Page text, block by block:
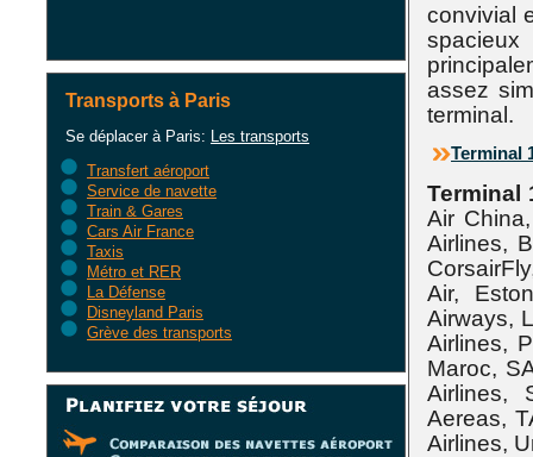
convivial
assez
terminal.
Terminal
Terminal
Air
Airlines,
Air,
Airways,
Airlines,
Maroc,
Airlines,
Aereas,
Airlines,
Transports à Paris
Se déplacer à Paris: Les transports
Transfert aéroport
Service de navette
Train & Gares
Cars Air France
Taxis
Métro et RER
La Défense
Disneyland Paris
Grève des transports